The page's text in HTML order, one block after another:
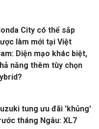
City có thể sắp
làm mới tại Việt
Diện mạo khác biệt,
năng thêm tùy chọn
tung ưu đãi 'khủng'
tháng Ngâu: XL7